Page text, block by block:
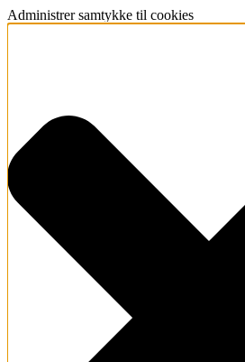
Administrer samtykke til cookies